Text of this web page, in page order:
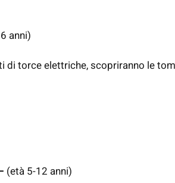
anni)
di torce elettriche, scopriranno le
(età 5-12 anni)